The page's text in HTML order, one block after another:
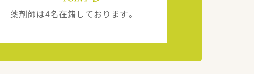
薬剤師は4名在籍しております。